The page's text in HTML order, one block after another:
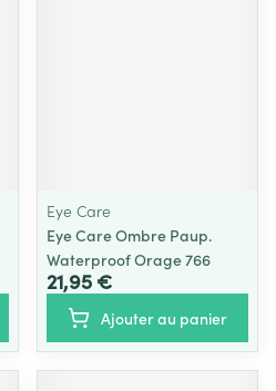
Eye Care
Eye Care Ombre Paup.
Waterproof Orage 766
21,95 €
Ajouter au panier